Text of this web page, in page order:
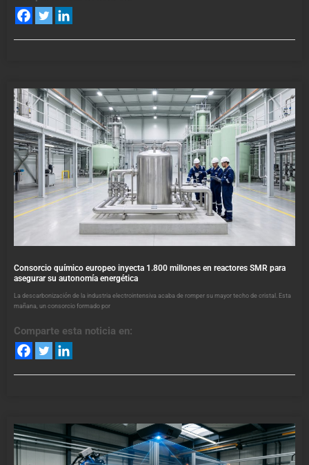
Consorcio químico europeo inyecta 1.800 millones en reactores SMR para
asegurar su autonomía energética
La descarbonización de la industria electrointensiva acaba de romper su mayor techo de cristal. Esta
mañana, un consorcio formado por
Comparte esta noticia en: